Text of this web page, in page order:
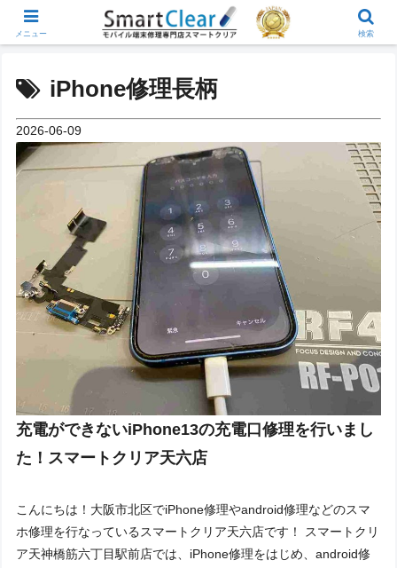
iPhone修理長柄
2026-06-09
充電ができないiPhone13の充電口修理を行いまし
た！スマートクリア天六店
こんにちは！大阪市北区でiPhone修理やandroid修理などのスマ
ホ修理を行なっているスマートクリア天六店です！ スマートクリ
ア天神橋筋六丁目駅前店では、iPhone修理をはじめ、android修
メニュー 検索